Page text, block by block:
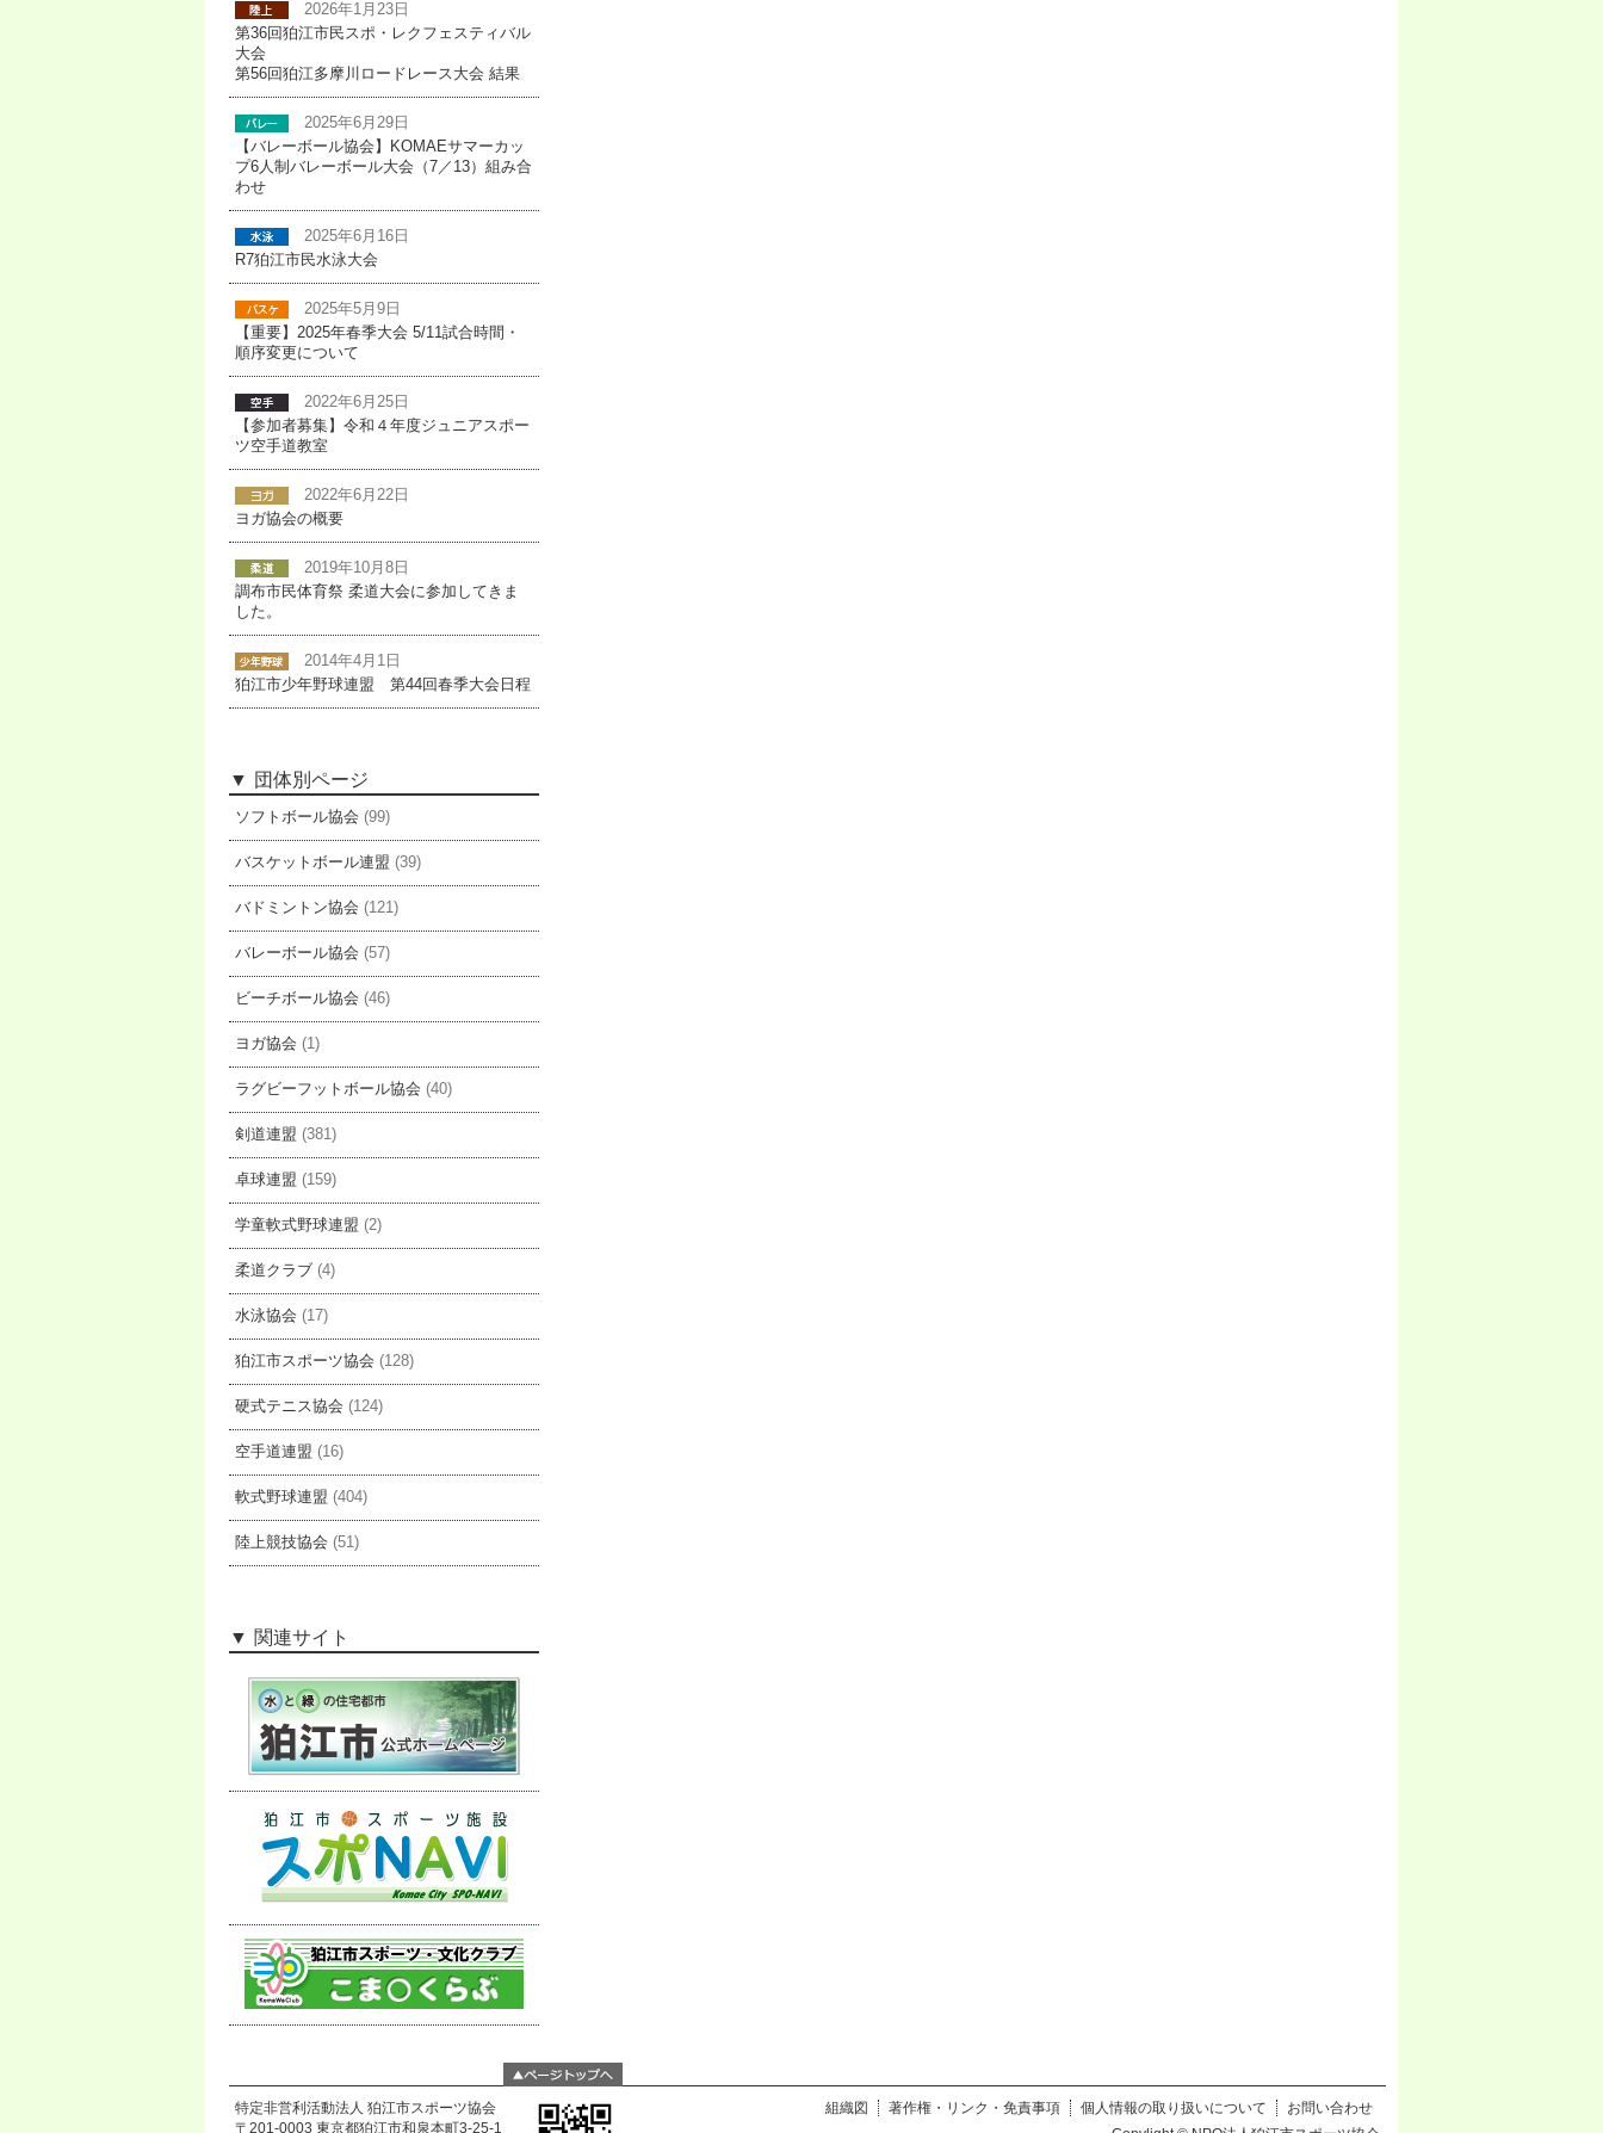
2026年1月23日
第36回狛江市民スポ・レクフェスティバル
大会
第56回狛江多摩川ロードレース大会 結果
2025年6月29日
【バレーボール協会】KOMAEサマーカッ
プ6人制バレーボール大会（7／13）組み合
わせ
2025年6月16日
R7狛江市民水泳大会
2025年5月9日
【重要】2025年春季大会 5/11試合時間・
順序変更について
2022年6月25日
【参加者募集】令和４年度ジュニアスポー
ツ空手道教室
2022年6月22日
ヨガ協会の概要
2019年10月8日
調布市民体育祭 柔道大会に参加してきま
した。
2014年4月1日
狛江市少年野球連盟 第44回春季大会日程
団体別ページ
ソフトボール協会 (99)
バスケットボール連盟 (39)
バドミントン協会 (121)
バレーボール協会 (57)
ビーチボール協会 (46)
ヨガ協会 (1)
ラグビーフットボール協会 (40)
剣道連盟 (381)
卓球連盟 (159)
学童軟式野球連盟 (2)
柔道クラブ (4)
水泳協会 (17)
狛江市スポーツ協会 (128)
硬式テニス協会 (124)
空手道連盟 (16)
軟式野球連盟 (404)
陸上競技協会 (51)
関連サイト
特定非営利活動法人 狛江市スポーツ協会
〒201-0003 東京都狛江市和泉本町3-25-1
組織図 著作権・リンク・免責事項 個人情報の取り扱いについて
お問い合わせ